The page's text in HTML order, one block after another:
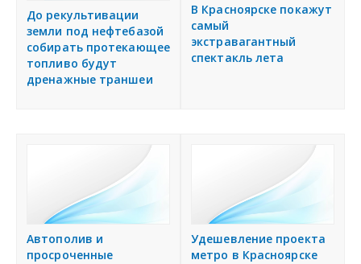
До рекультивации
земли под нефтебазой
собирать протекающее
топливо будут
дренажные траншеи
В Красноярске покажут
самый
экстравагантный
спектакль лета
Автополив и
просроченные
Удешевление проекта
метро в Красноярске